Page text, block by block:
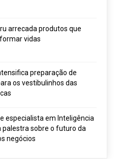
arrecada produtos que
vidas
preparação de
os vestibulinhos das
especialista em Inteligência
palestra sobre o futuro da
negócios